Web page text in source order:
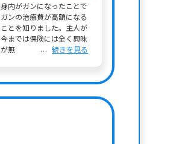
身内がガンになったことで
ガンの治療費が高額になる
ことを知りました。主人が
今までは保険には全く興味
が無
続きを見る